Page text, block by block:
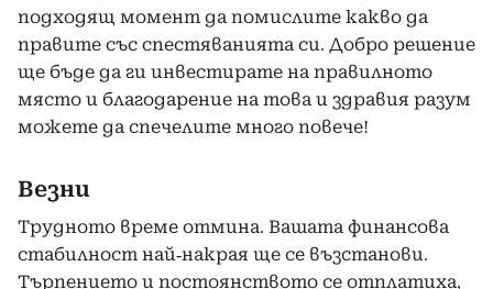
подходящ момент да помислите какво да
правите със спестяванията си. Добро решение
ще бъде да ги инвестирате на правилното
място и благодарение на това и здравия разум
можете да спечелите много повече!
Везни
Трудното време отмина. Вашата финансова
стабилност най-накрая ще се възстанови.
Търпението и постоянството се отплатиха,